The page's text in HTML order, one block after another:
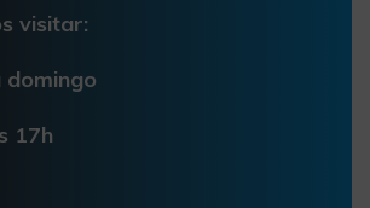
visitar:
17h